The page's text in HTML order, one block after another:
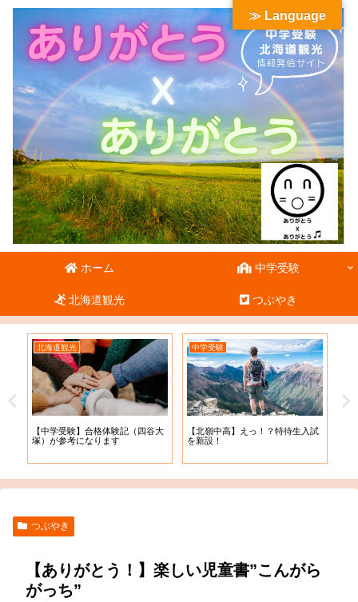
ホーム 中学受験
北海道観光 つぶやき
北海道観光
【中学受験】合格体験記（四谷大
塚）が参考になります
中学受験
【北嶺中高】えっ！？特待生入試
を新設！
つぶやき
【ありがとう！】楽しい児童書”こんがら
がっち”
≫ Language